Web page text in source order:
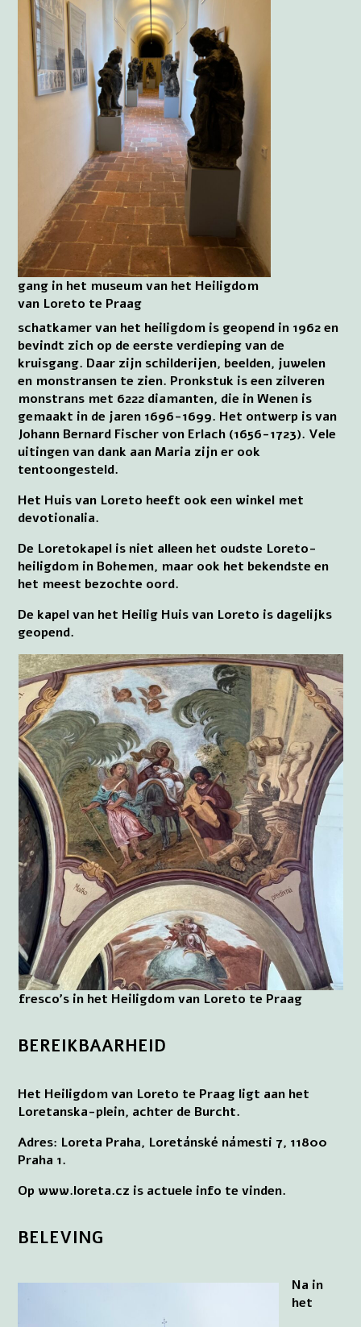
gang in het museum van het Heiligdom
van Loreto te Praag
schatkamer van het heiligdom is geopend in 1962 en
bevindt zich op de eerste verdieping van de
kruisgang. Daar zijn schilderijen, beelden, juwelen
en monstransen te zien. Pronkstuk is een zilveren
monstrans met 6222 diamanten, die in Wenen is
gemaakt in de jaren 1696-1699. Het ontwerp is van
Johann Bernard Fischer von Erlach (1656-1723). Vele
uitingen van dank aan Maria zijn er ook
tentoongesteld.
Het Huis van Loreto heeft ook een winkel met
devotionalia.
De Loretokapel is niet alleen het oudste Loreto-
heiligdom in Bohemen, maar ook het bekendste en
het meest bezochte oord.
De kapel van het Heilig Huis van Loreto is dagelijks
geopend.
fresco’s in het Heiligdom van Loreto te Praag
BEREIKBAARHEID
Het Heiligdom van Loreto te Praag ligt aan het
Loretanska-plein, achter de Burcht.
Adres: Loreta Praha, Loretánské námesti 7, 11800
Praha 1.
Op www.loreta.cz is actuele info te vinden.
BELEVING
Na in
het